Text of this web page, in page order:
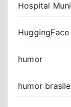
Hospital
HuggingFace
humor
humor